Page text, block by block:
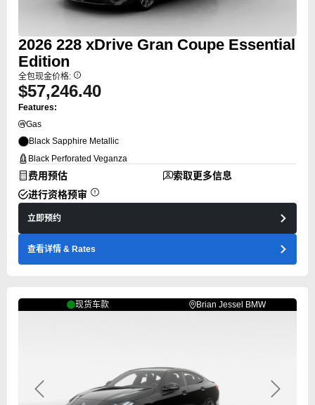
2026 228 xDrive Gran Coupe Essential
Edition
全包现金价格:
$57,246.40
Features:
Gas
Black Sapphire Metallic
Black Perforated Veganza
费用预估
索取更多信息
进行资格预审
立即预约
查看详情 & Rates
现货车款 Brian Jessel BMW
Previous Next